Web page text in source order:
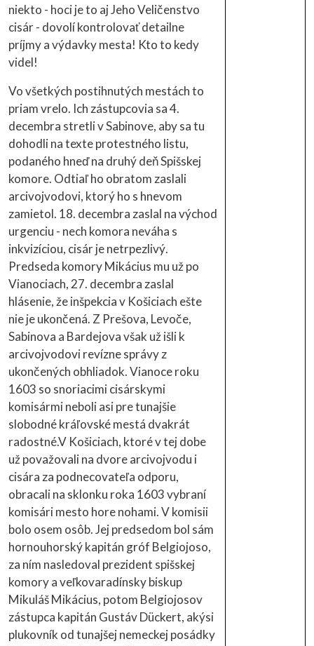
niekto - hoci je to aj Jeho Veličenstvo
cisár - dovolí kontrolovať detailne
príjmy a výdavky mesta! Kto to kedy
videl!
Vo všetkých postihnutých mestách to
priam vrelo. Ich zástupcovia sa 4.
decembra stretli v Sabinove, aby sa tu
dohodli na texte protestného listu,
podaného hneď na druhý deň Spišskej
komore. Odtiaľ ho obratom zaslali
arcivojvodovi, ktorý ho s hnevom
zamietol. 18. decembra zaslal na východ
urgenciu - nech komora neváha s
inkvizíciou, cisár je netrpezlivý.
Predseda komory Mikácius mu už po
Vianociach, 27. decembra zaslal
hlásenie, že inšpekcia v Košiciach ešte
nie je ukončená. Z Prešova, Levoče,
Sabinova a Bardejova však už išli k
arcivojvodovi revízne správy z
ukončených obhliadok. Vianoce roku
1603 so snoriacimi cisárskymi
komisármi neboli asi pre tunajšie
slobodné kráľovské mestá dvakrát
radostné.V Košiciach, ktoré v tej dobe
už považovali na dvore arcivojvodu i
cisára za podnecovateľa odporu,
obracali na sklonku roka 1603 vybraní
komisári mesto hore nohami. V komisii
bolo osem osôb. Jej predsedom bol sám
hornouhorský kapitán gróf Belgiojoso,
za ním nasledoval prezident spišskej
komory a veľkovaradínsky biskup
Mikuláš Mikácius, potom Belgiojosov
zástupca kapitán Gustáv Dückert, akýsi
plukovník od tunajšej nemeckej posádky